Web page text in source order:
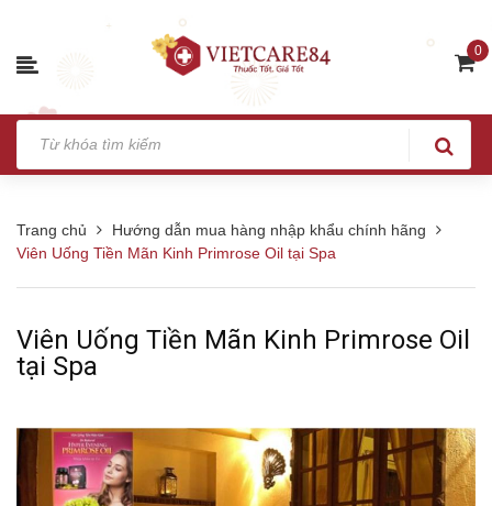
0
Trang chủ
Hướng dẫn mua hàng nhập khẩu chính hãng
Viên Uống Tiền Mãn Kinh Primrose Oil tại Spa
Viên Uống Tiền Mãn Kinh Primrose Oil
tại Spa